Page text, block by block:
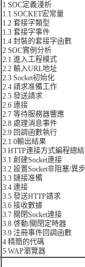
1 SOC定義淺析
1.1 SOCKET宏常量
1.2 套接字類型
1.3 套接字事件
1.4 封裝的套接字函數
2 SOC實例分析
2.1 進入工程模式
2.2 輸入URL地址
2.3 Socket初始化
2.4 請求准備工作
2.5 發送請求
2.6 連接
2.7 等待服務器響應
2.8 處理消息事件
2.9 回調函數執行
2.1 0輸出結果
3 HTTP連接方式編程總結
3.1 創建Socket連接
3.2 設置Socket非阻塞/異
3.3 鏈接准備
3.4 連接
3.5 發送HTTP請求
3.6 接收數據
3.7 關閉Socket連接
3.8 啓動/關閉定時器
3.9 注冊事件回調函數
4 精簡的代碼
5 WAP瀏覽器